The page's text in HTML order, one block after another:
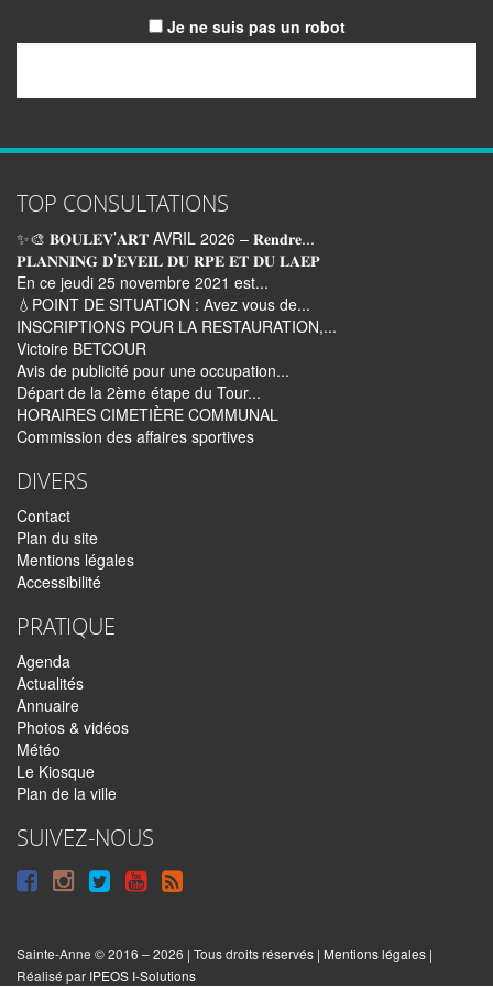
Je ne suis pas un robot
TOP CONSULTATIONS
✨🎨 𝐁𝐎𝐔𝐋𝐄𝐕’𝐀𝐑𝐓 AVRIL 2026 – 𝐑𝐞𝐧𝐝𝐫𝐞...
𝐏𝐋𝐀𝐍𝐍𝐈𝐍𝐆 𝐃’𝐄𝐕𝐄𝐈𝐋 𝐃𝐔 𝐑𝐏𝐄 𝐄𝐓 𝐃𝐔 𝐋𝐀𝐄𝐏
En ce jeudi 25 novembre 2021 est...
💧POINT DE SITUATION : Avez vous de...
INSCRIPTIONS POUR LA RESTAURATION,...
Victoire BETCOUR
Avis de publicité pour une occupation...
Départ de la 2ème étape du Tour...
HORAIRES CIMETIÈRE COMMUNAL
Commission des affaires sportives
DIVERS
Contact
Plan du site
Mentions légales
Accessibilité
PRATIQUE
Agenda
Actualités
Annuaire
Photos & vidéos
Météo
Le Kiosque
Plan de la ville
SUIVEZ-NOUS
Suivre
Facebook
Suivre
Instagram
Suivre
Twitter
Syndiquer
le
Sainte-Anne © 2016 – 2026 | Tous droits réservés | Mentions légales |
Réalisé par IPEOS I-Solutions